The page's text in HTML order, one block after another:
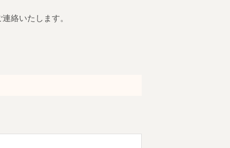
絡いたします。